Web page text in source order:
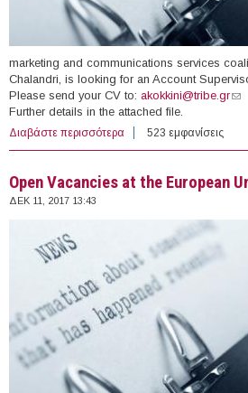
marketing and communications services
Chalandri, is looking for an Account
Please send your CV to: akokkini@tribe.gr
Further details in the attached file.
Διαβάστε περισσότερα για Account Supervisor
523 εμφανίσεις
Open Vacancies at the European
ΔΕΚ 11, 2017 13:43